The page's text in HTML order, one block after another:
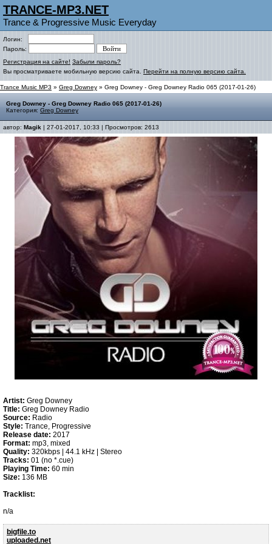
TRANCE-MP3.NET
Trance & Progressive Music Everyday
Логин:
Пароль:
Регистрация на сайте! Забыли пароль?
Вы просматриваете мобильную версию сайта. Перейти на полную версию сайта.
Trance Music MP3 » Greg Downey » Greg Downey - Greg Downey Radio 065 (2017-01-26)
Greg Downey - Greg Downey Radio 065 (2017-01-26)
Категория: Greg Downey
автор: Magik | 27-01-2017, 10:33 | Просмотров: 2613
Artist: Greg Downey
Title: Greg Downey Radio
Source: Radio
Style: Trance, Progressive
Release date: 2017
Format: mp3, mixed
Quality: 320kbps | 44.1 kHz | Stereo
Tracks: 01 (no *.cue)
Playing Time: 60 min
Size: 136 MB
Tracklist:
n/a
bigfile.to
uploaded.net